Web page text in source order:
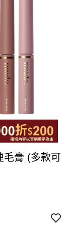
毛膏 (多款可